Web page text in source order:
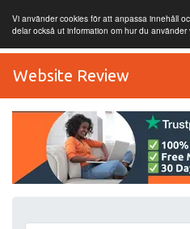
Vi använder cookies för att anpassa innehåll
delar också ut information om hur du
Website Review